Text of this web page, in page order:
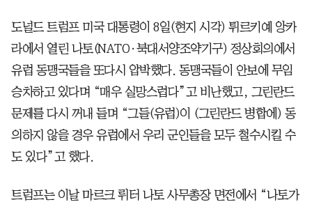
도널드 트럼프 미국 대통령이 8일(현지 시각) 튀르키예 앙카
라에서 열린 나토(NATO·북대서양조약기구) 정상회의에서
유럽 동맹국들을 또다시 압박했다. 동맹국들이 안보에 무임
승차하고 있다며 “매우 실망스럽다”고 비난했고, 그린란드
문제를 다시 꺼내 들며 “그들(유럽)이 (그린란드 병합에) 동
의하지 않을 경우 유럽에서 우리 군인들을 모두 철수시킬 수
도 있다”고 했다.
트럼프는 이날 마르크 뤼터 나토 사무총장 면전에서 “나토가